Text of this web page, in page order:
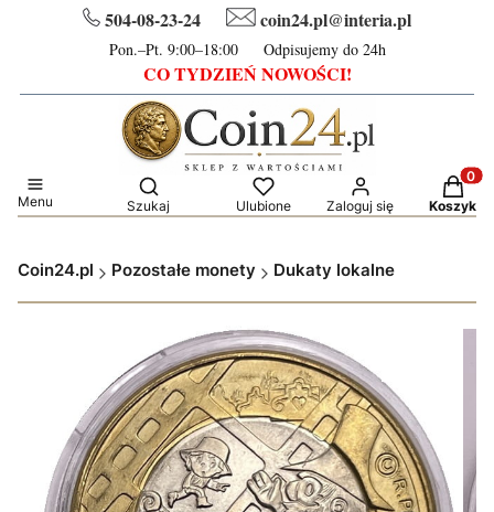
504-08-23-24 coin24.pl@interia.pl
Pon.–Pt. 9:00–18:00 Odpisujemy do 24h
CO TYDZIEŃ NOWOŚCI!
Menu
Otwórz wyszukiwarkę
Szukaj Ulubione Zaloguj się Koszyk
Coin24.pl Pozostałe monety Dukaty lokalne